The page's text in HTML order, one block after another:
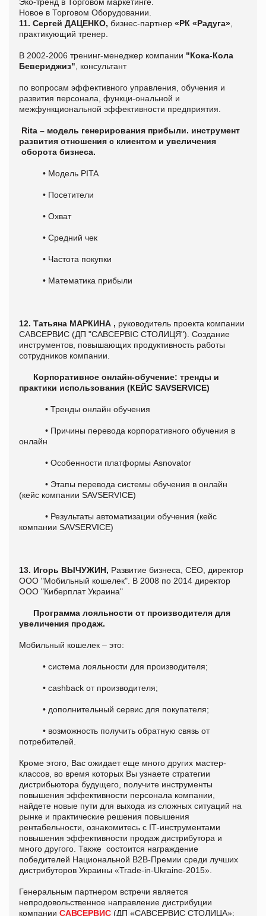
Новое в Торговом Оборудовании.
11. Сергей ДАЦЕНКО, бизнес-партнер «РК «Радуга»
практикующий тренер.
В 2002-2006 тренинг-менеджер компании "Кока-Кола
Бевериджиз" , консультант
по вопросам эффективного управления, обучения и
развития персонала, функци-ональной и
межфункциональной эффективности предприятия.
Rita – модель генерирования прибыли. инструмент
развития отношения с клиентом и увеличения
оборота бизнеса.
• Модель PITA
• Посетители
• Охват
• Средний чек
• Частота покупки
• Математика прибыли
12. Татьяна МАРКИНА , руководитель проекта компании
САВСЕРВИС (ДП "САВСЕРВІС СТОЛИЦЯ"). Создание
инструментов, повышающих продуктивность работы
сотрудников компании.
Корпоративное онлайн-обучение: тренды и
практики использования (КЕЙС SAVSERVICE)
• Тренды онлайн обучения
• Причины перевода корпоративного обучения в
онлайн
• Особенности платформы Asnovator
• Этапы перевода системы обучения в онлайн
(кейс компании SAVSERVICE)
• Результаты автоматизации обучения (кейс
компании SAVSERVICE)
13. Игорь ВЫЧУЖИН, Развитие бизнеса, CEO, директор
ООО "Мобильный кошелек". В 2008 по 2014 директор
ООО "Киберплат Украина"
Программа лояльности от производителя для
увеличения продаж.
Мобильный кошелек – это:
• система лояльности для производителя;
• cashback от производителя;
• дополнительный сервис для покупателя;
• возможность получить обратную связь от
потребителей.
Кроме этого, Вас ожидает еще много других мастер-
классов, во время которых Вы узнаете стратегии
дистрибьютора будущего, получите инструменты
повышения эффективности персонала компании,
найдете новые пути для выхода из сложных ситуаций на
рынке и практические решения повышения
рентабельности, ознакомитесь с IТ-инструментами
повышения эффективности продаж дистрибутора и
много другого. Также состоится награждение
победителей Национальной В2В-Премии среди лучших
дистрибуторов Украины «Trade-in-Ukraine-2015».
Генеральным партнером встречи является
непродовольственное направление дистрибуции
компании САВСЕРВИС (ДП «САВСЕРВИС СТОЛИЦА»;